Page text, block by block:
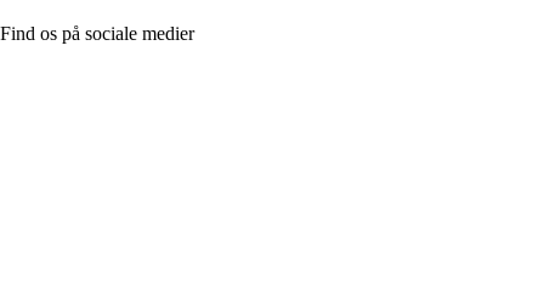
Find os på sociale medier